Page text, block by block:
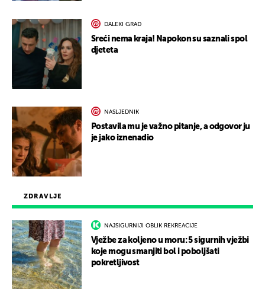
ZDRAVLJE
NAJSIGURNIJI OBLIK REKREACIJE
Vježbe za koljeno u moru: 5 sigurnih vježbi
koje mogu smanjiti bol i poboljšati
pokretljivost
DALEKI GRAD
Sreći nema kraja! Napokon su saznali spol
djeteta
NASLJEDNIK
Postavila mu je važno pitanje, a odgovor ju
je jako iznenadio